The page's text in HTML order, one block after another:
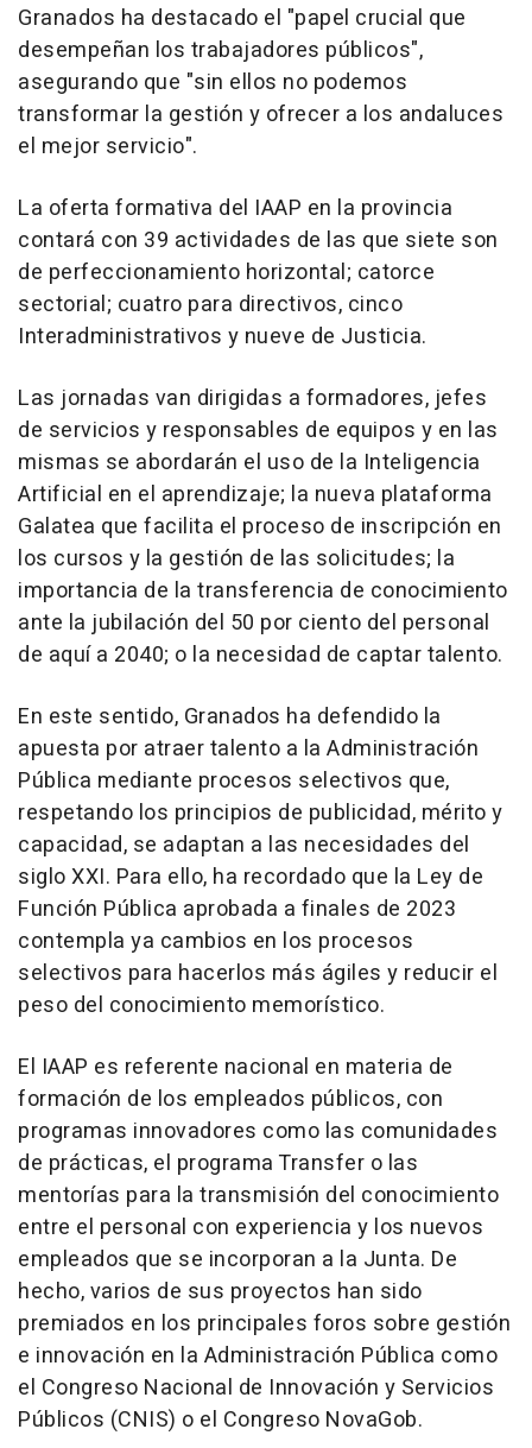
Granados ha destacado el "papel crucial que
desempeñan los trabajadores públicos",
asegurando que "sin ellos no podemos
transformar la gestión y ofrecer a los andaluces
el mejor servicio".
La oferta formativa del IAAP en la provincia
contará con 39 actividades de las que siete son
de perfeccionamiento horizontal; catorce
sectorial; cuatro para directivos, cinco
Interadministrativos y nueve de Justicia.
Las jornadas van dirigidas a formadores, jefes
de servicios y responsables de equipos y en las
mismas se abordarán el uso de la Inteligencia
Artificial en el aprendizaje; la nueva plataforma
Galatea que facilita el proceso de inscripción en
los cursos y la gestión de las solicitudes; la
importancia de la transferencia de conocimiento
ante la jubilación del 50 por ciento del personal
de aquí a 2040; o la necesidad de captar talento.
En este sentido, Granados ha defendido la
apuesta por atraer talento a la Administración
Pública mediante procesos selectivos que,
respetando los principios de publicidad, mérito y
capacidad, se adaptan a las necesidades del
siglo XXI. Para ello, ha recordado que la Ley de
Función Pública aprobada a finales de 2023
contempla ya cambios en los procesos
selectivos para hacerlos más ágiles y reducir el
peso del conocimiento memorístico.
El IAAP es referente nacional en materia de
formación de los empleados públicos, con
programas innovadores como las comunidades
de prácticas, el programa Transfer o las
mentorías para la transmisión del conocimiento
entre el personal con experiencia y los nuevos
empleados que se incorporan a la Junta. De
hecho, varios de sus proyectos han sido
premiados en los principales foros sobre gestión
e innovación en la Administración Pública como
el Congreso Nacional de Innovación y Servicios
Públicos (CNIS) o el Congreso NovaGob.